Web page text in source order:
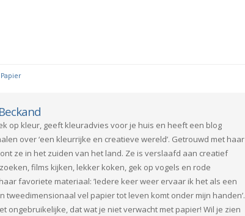
Papier
op kleur, geeft kleuradvies voor je huis en heeft een blog
over ‘een kleurrijke en creatieve wereld’. Getrouwd met haar
ze in het zuiden van het land. Ze is verslaafd aan creatief
films kijken, lekker koken, gek op vogels en rode
favoriete materiaal: ’Iedere keer weer ervaar ik het als een
tweedimensionaal vel papier tot leven komt onder mijn handen’.
ongebruikelijke, dat wat je niet verwacht met papier! Wil je zien